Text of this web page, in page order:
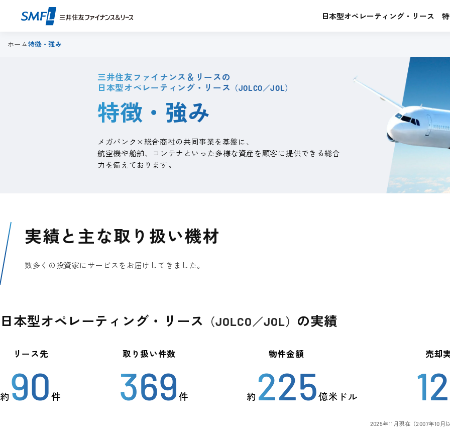
日本型オペレーティング・ リース
ホーム特徴・強み
三井住友ファイナンス＆リースの
日本型オペレーティング・リース
（JOLCO／JOL）
特徴・強み
メガバンク ×総合商社の共同事業を基盤に、
航空機や船舶、コンテナといった多様な資産を顧客に提供できる総合
力を備えております。
実績と 主な取り扱い機材
数多くの投資家にサービスをお届けしてきました。
日本型オペレーティング・ リース （JOLCO／JOL） の実績
リース先
約 90件
取り扱い件数
369件
物件金額
約 225億米ドル
売却
2025年11月現在（2007年10月